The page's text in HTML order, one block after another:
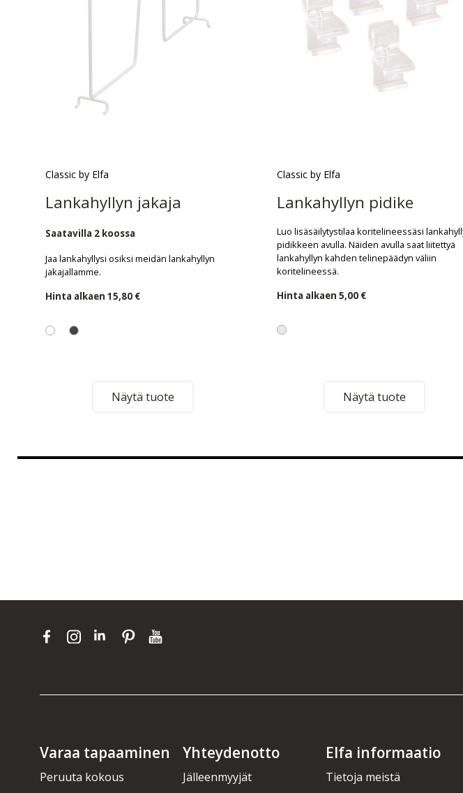
Classic by Elfa
Lankahyllyn jakaja
Saatavilla 2 koossa
Jaa lankahyllysi osiksi meidän lankahyllyn
jakajallamme.
Hinta alkaen 15,80 €
Näytä tuote
Classic by Elfa
Lankahyllyn pidike
Luo lisäsäilytystilaa koritelineessäsi
pidikkeen avulla. Näiden avulla saat liitettyä
lankahyllyn kahden telinepäädyn väliin
koritelineessä.
Hinta alkaen 5,00 €
Näytä tuote
Varaa tapaaminen
Peruuta kokous
Yhteydenotto
Jälleenmyyjät
Elfa informaatio
Tietoja meistä